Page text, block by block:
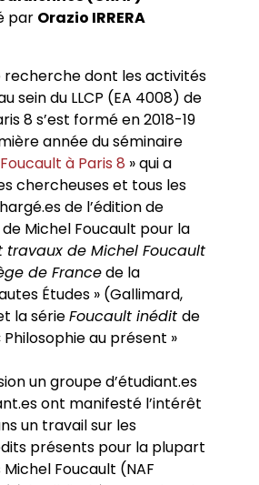
adossés à des
thèses de doctorat
thèses HDR
vie scientifique du LLCP
(e-P8 | ADUM)
par Orazio IRRERA
recherche dont les activités
sein du LLCP (EA 4008) de
8 s’est formé en 2018-19
année du séminaire
Foucault à Paris 8 » qui a
chercheuses et tous les
de l’édition de
Michel Foucault pour la
travaux de Michel Foucault
de Francede la
Études » (Gallimard,
la sérieFoucault inédit de
au présent »
un groupe d’étudiant.es
ont manifesté l’intérêt
un travail sur les
présents pour la plupart
Foucault (NAF